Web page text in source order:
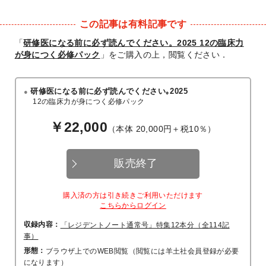
この記事は有料記事です
「研修医になる前に必ず読んでください。2025 12の臨床力
が身につく必修パック 」をご購入の上，閲覧ください．
研修医になる前に必ず読んでください｡2025
12の臨床力が身につく必修パック
￥22,000 （本体 20,000円＋税10％）
販売終了
購入済の方は引き続きご利用いただけます
こちらからログイン
収録内容：
「レジデントノート通常号」特集12本分（全114記
事）
形態： ブラウザ上でのWEB閲覧（閲覧には羊土社会員登録が必要
になります）